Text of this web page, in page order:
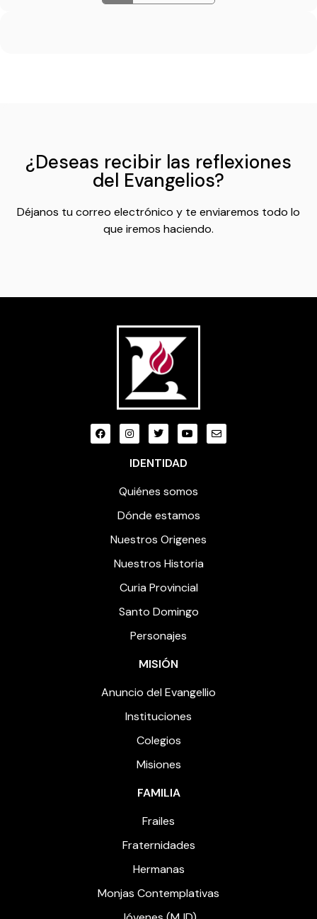
¿Deseas recibir las reflexiones
del Evangelios?
Déjanos tu correo electrónico y te enviaremos todo lo
que iremos haciendo.
IDENTIDAD
Quiénes somos
Dónde estamos
Nuestros Origenes
Nuestros Historia
Curia Provincial
Santo Domingo
Personajes
MISIÓN
Anuncio del Evangellio
Instituciones
Colegios
Misiones
FAMILIA
Frailes
Fraternidades
Hermanas
Monjas Contemplativas